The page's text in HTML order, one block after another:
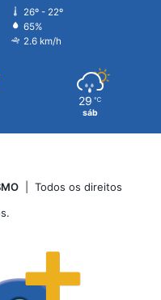
26º - 22º
65%
2.6 km/h
29 ℃
sáb
| Todos os direitos